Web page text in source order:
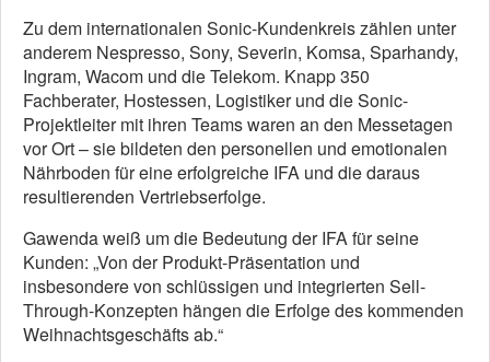
Zu dem internationalen Sonic-Kundenkreis zählen unter
anderem Nespresso, Sony, Severin, Komsa, Sparhandy,
Ingram, Wacom und die Telekom. Knapp 350
Fachberater, Hostessen, Logistiker und die Sonic-
Projektleiter mit ihren Teams waren an den Messetagen
vor Ort – sie bildeten den personellen und emotionalen
Nährboden für eine erfolgreiche IFA und die daraus
resultierenden Vertriebserfolge.
Gawenda weiß um die Bedeutung der IFA für seine
Kunden: „Von der Produkt-Präsentation und
insbesondere von schlüssigen und integrierten Sell-
Through-Konzepten hängen die Erfolge des kommenden
Weihnachtsgeschäfts ab.“